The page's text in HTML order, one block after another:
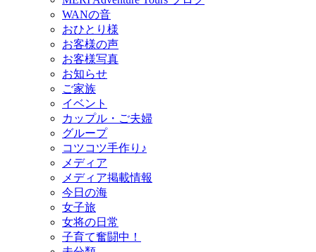
WANの音
おひとり様
お客様の声
お客様写真
お知らせ
ご家族
イベント
カップル・ご夫婦
グループ
コツコツ手作り♪
メディア
メディア掲載情報
今日の海
女子旅
女将の日常
子育て奮闘中！